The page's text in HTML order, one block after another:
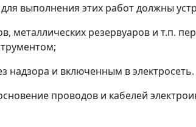
выполнения этих работ должны
металлических резервуаров и т.п.
надзора и включенным в электросеть.
проводов и кабелей